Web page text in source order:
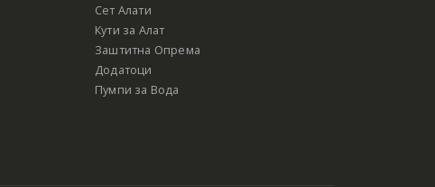
Сет Алати
Кути за Алат
Заштитна Опрема
Додатоци
Пумпи за Вода